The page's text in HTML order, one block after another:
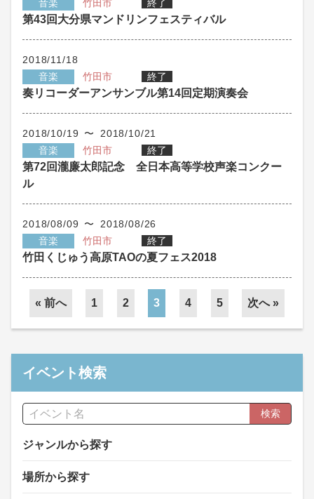
音楽 竹田市 終了
第43回大分県マンドリンフェスティバル
2018/11/18
音楽
竹田市 終了
奏リコーダーアンサンブル第14回定期演奏会
2018/10/19 〜 2018/10/21
音楽
竹田市 終了
第72回瀧廉太郎記念 全日本高等学校声楽コンクー
ル
2018/08/09 〜 2018/08/26
音楽
竹田市 終了
竹田くじゅう高原TAOの夏フェス2018
« 前へ 1 2 3 4 5 次へ »
イベント検索
検索
ジャンルから探す
場所から探す